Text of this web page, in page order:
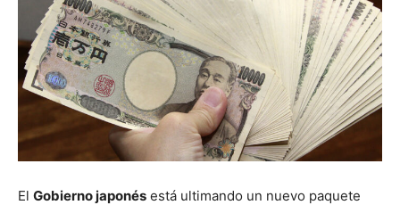
El Gobierno japonés está ultimando un nuevo paquete